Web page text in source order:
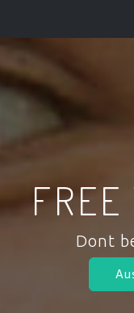
FREE
Dont